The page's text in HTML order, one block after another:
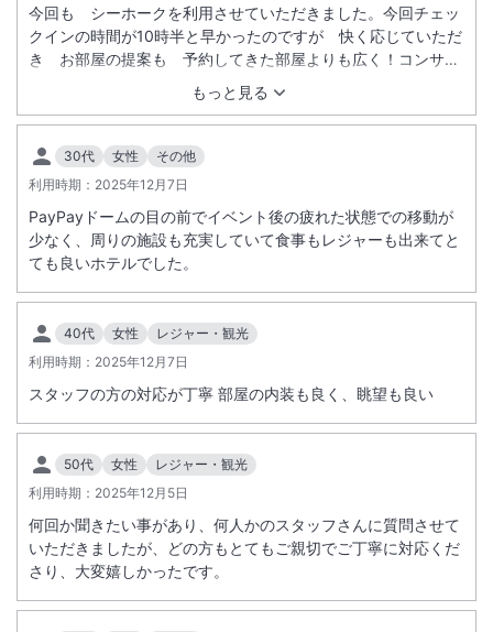
もっと見る
今回も シーホークを利用させていただきました。今回チェッ
クインの時間が10時半と早かったのですが 快く応じていただ
き お部屋の提案も 予約してきた部屋よりも広く！コンサー
トに参加するにあたりドーム側をすすめていただき とても感
激し感謝いたします。眺望も素晴らしく とてもリラックスし
た時間を過ごせました。 朝食付きにしたのですが クリスマス
の飾り付けもとても美しく 食事もおいしく 素敵な時間を過
ごせました。目の前で焼いていただけるオムレツやパンが美味
しかったです。またSnowManのコンサートのある時には 是
非利用させていただきたいと思っています。連れの妹もとても
感激していました。スタッフの皆様 ありがとうございまし
た。また来年もよろしくお願いします。
30代 女性
その他
利用時期： 2025年12月7日
PayPayドームの目の前でイベント後の疲れた状態での移動が
少なく、周りの施設も充実していて食事もレジャーも出来てと
ても良いホテルでした。
40代 女性
レジャー・観光
利用時期： 2025年12月7日
スタッフの方の対応が丁寧 部屋の内装も良く、眺望も良い
50代 女性
レジャー・観光
利用時期： 2025年12月5日
何回か聞きたい事があり、何人かのスタッフさんに質問させて
いただきましたが、どの方もとてもご親切でご丁寧に対応くだ
さり、大変嬉しかったです。